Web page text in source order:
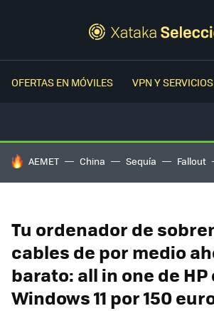
OFERTAS EN MÓVILES VPN Y
HOY SE HABLA DE
AEMET China Sequía Fallout
Tu ordenador de
cables de por medio
barato: all in one de HP
Windows 11 por 150